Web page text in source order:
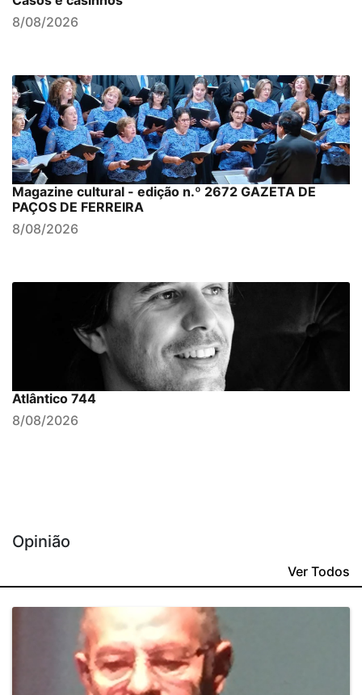
8/08/2026
Magazine cultural - edição n.º 2672 GAZETA DE
PAÇOS DE FERREIRA
8/08/2026
Atlântico 744
8/08/2026
Opinião
Ver Todos